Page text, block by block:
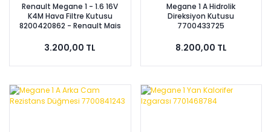
Renault Megane 1 - 1.6 16V
K4M Hava Filtre Kutusu
8200420862 - Renault Mais
3.200,00 TL
Megane 1 A Hidrolik
Direksiyon Kutusu
7700433725
8.200,00 TL